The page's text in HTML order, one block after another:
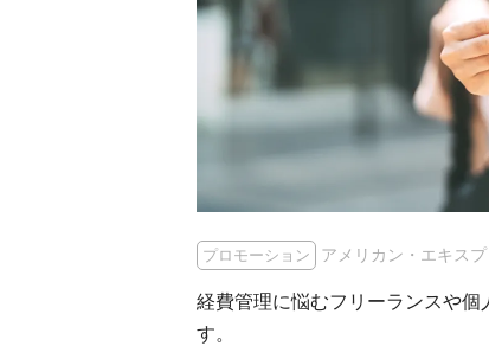
プロモーション アメリカン・エキスプ
経費管理に悩むフリーランスや個
す。